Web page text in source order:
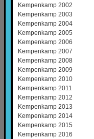
Kempenkamp 2002
Kempenkamp 2003
Kempenkamp 2004
Kempenkamp 2005
Kempenkamp 2006
Kempenkamp 2007
Kempenkamp 2008
Kempenkamp 2009
Kempenkamp 2010
Kempenkamp 2011
Kempenkamp 2012
Kempenkamp 2013
Kempenkamp 2014
Kempenkamp 2015
Kempenkamp 2016